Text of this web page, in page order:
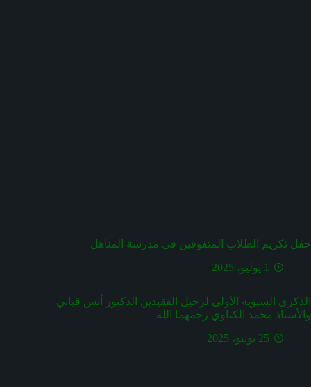
حفل تكريم الطلاب المتفوقين في مدرسة المناهل
1 يوليو، 2025
الذكرى السنوية الأولى لرحيل الفقيدين الدكتور أنس قباني
والأستاذ محمد الكناوي رحمهما الله
25 يونيو، 2025